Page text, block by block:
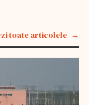
toate articolele